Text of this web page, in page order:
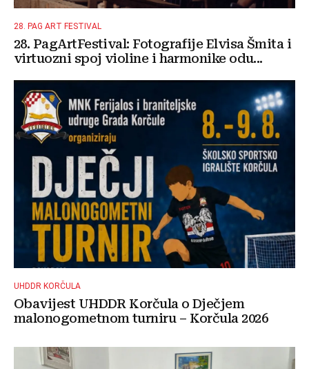
28. PAG ART FESTIVAL
28. PagArtFestival: Fotografije Elvisa Šmita i
virtuozni spoj violine i harmonike odu...
UHDDR KORČULA
Obavijest UHDDR Korčula o Dječjem
malonogometnom turniru – Korčula 2026